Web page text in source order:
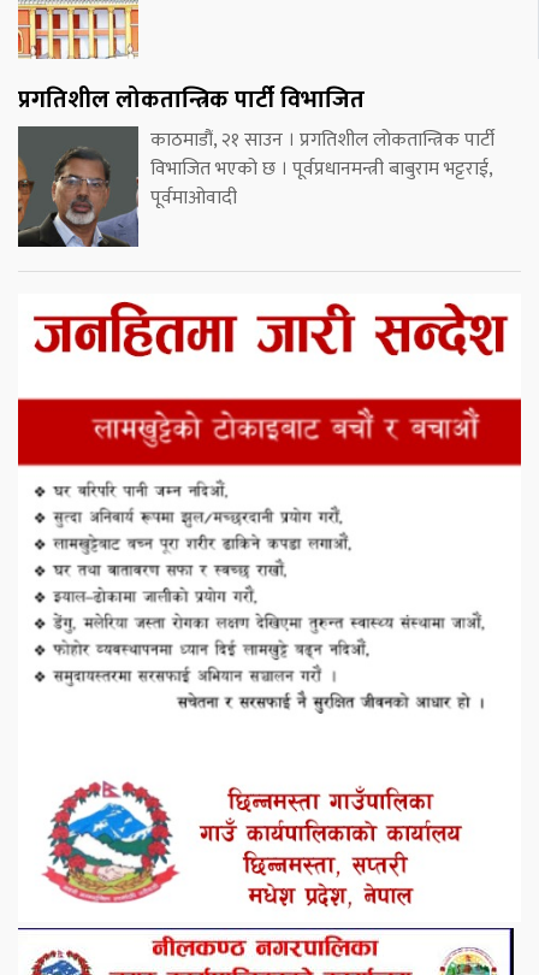
प्रगतिशील लोकतान्त्रिक पार्टी विभाजित
काठमाडौं, २१ साउन । प्रगतिशील लोकतान्त्रिक पार्टी
विभाजित भएको छ । पूर्वप्रधानमन्त्री बाबुराम भट्टराई,
पूर्वमाओवादी